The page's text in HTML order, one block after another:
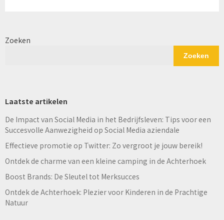
Zoeken
Zoeken
Laatste artikelen
De Impact van Social Media in het Bedrijfsleven: Tips voor een
Succesvolle Aanwezigheid op Social Media aziendale
Effectieve promotie op Twitter: Zo vergroot je jouw bereik!
Ontdek de charme van een kleine camping in de Achterhoek
Boost Brands: De Sleutel tot Merksucces
Ontdek de Achterhoek: Plezier voor Kinderen in de Prachtige
Natuur